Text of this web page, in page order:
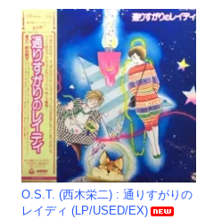
O.S.T. (西木栄二) : 通りすがりの
レイディ (LP/USED/EX)